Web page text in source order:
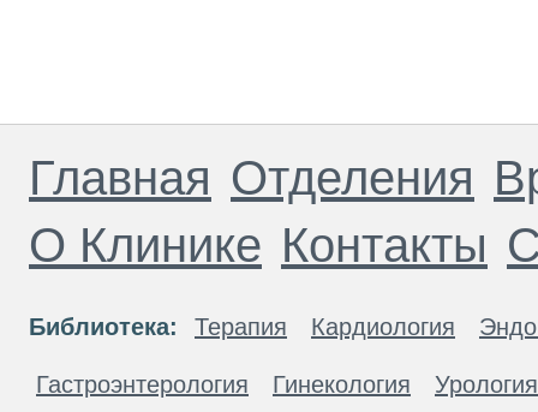
Главная Отделения
О Клинике Контакты
Библиотека: Терапия Кардиология
Гастроэнтерология Гинекология Урология